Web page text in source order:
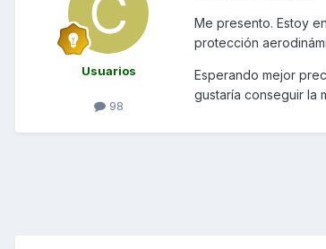
Usuarios
98
Me presento. Estoy
protección
Esperando mejor
gustaría conseguir la